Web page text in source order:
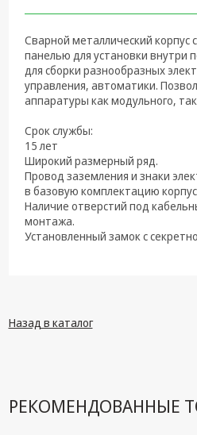
техника
Электрика
Светотехника
Товары для
дома и Бытовая
техника
Компьютерные
комплектующие
Системы
Сварной металлический
панелью для установки внутри
для сборки разнообразных
управления, автоматики.
аппаратуры как модульного,
Срок службы:
15 лет
Широкий размерный ряд.
Провод заземления и знаки
в базовую комплектацию
Наличие отверстий под
монтажа.
Установленный замок с
Назад в каталог
РЕКОМЕНДОВАННЫЕ